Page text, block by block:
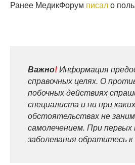
Ранее МедикФорум писал о
Важно! Информация
справочных целях. О
побочных действиях
специалиста и ни при каких
обстоятельствах не
самолечением. При первых
заболевания обратитесь к